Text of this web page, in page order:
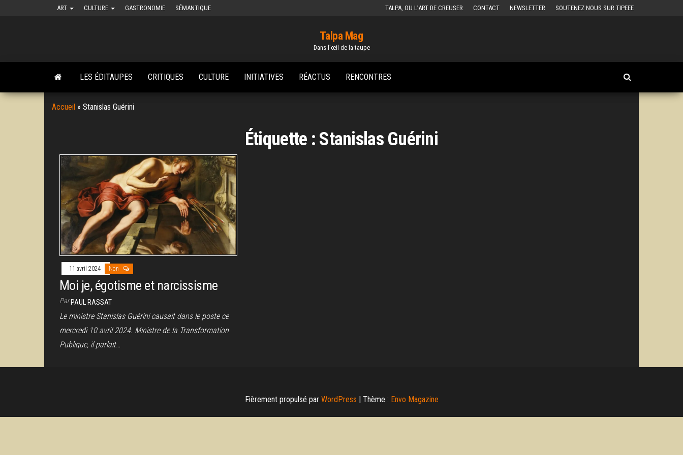
ART CULTURE GASTRONOMIE SÉMANTIQUE TALPA, OU L’ART DE CREUSER CONTACT NEWSLETTER SOUTENEZ NOUS SUR TIPEEE
Talpa Mag
Dans l'œil de la taupe
LES ÉDITAUPES CRITIQUES CULTURE INITIATIVES RÉACTUS RENCONTRES
Accueil » Stanislas Guérini
Étiquette : Stanislas Guérini
11 avril 2024 Non
Moi je, égotisme et narcissisme
ParPAUL RASSAT
Le ministre Stanislas Guérini causait dans le poste ce
mercredi 10 avril 2024. Ministre de la Transformation
Publique, il parlait…
Fièrement propulsé par WordPress | Thème : Envo Magazine